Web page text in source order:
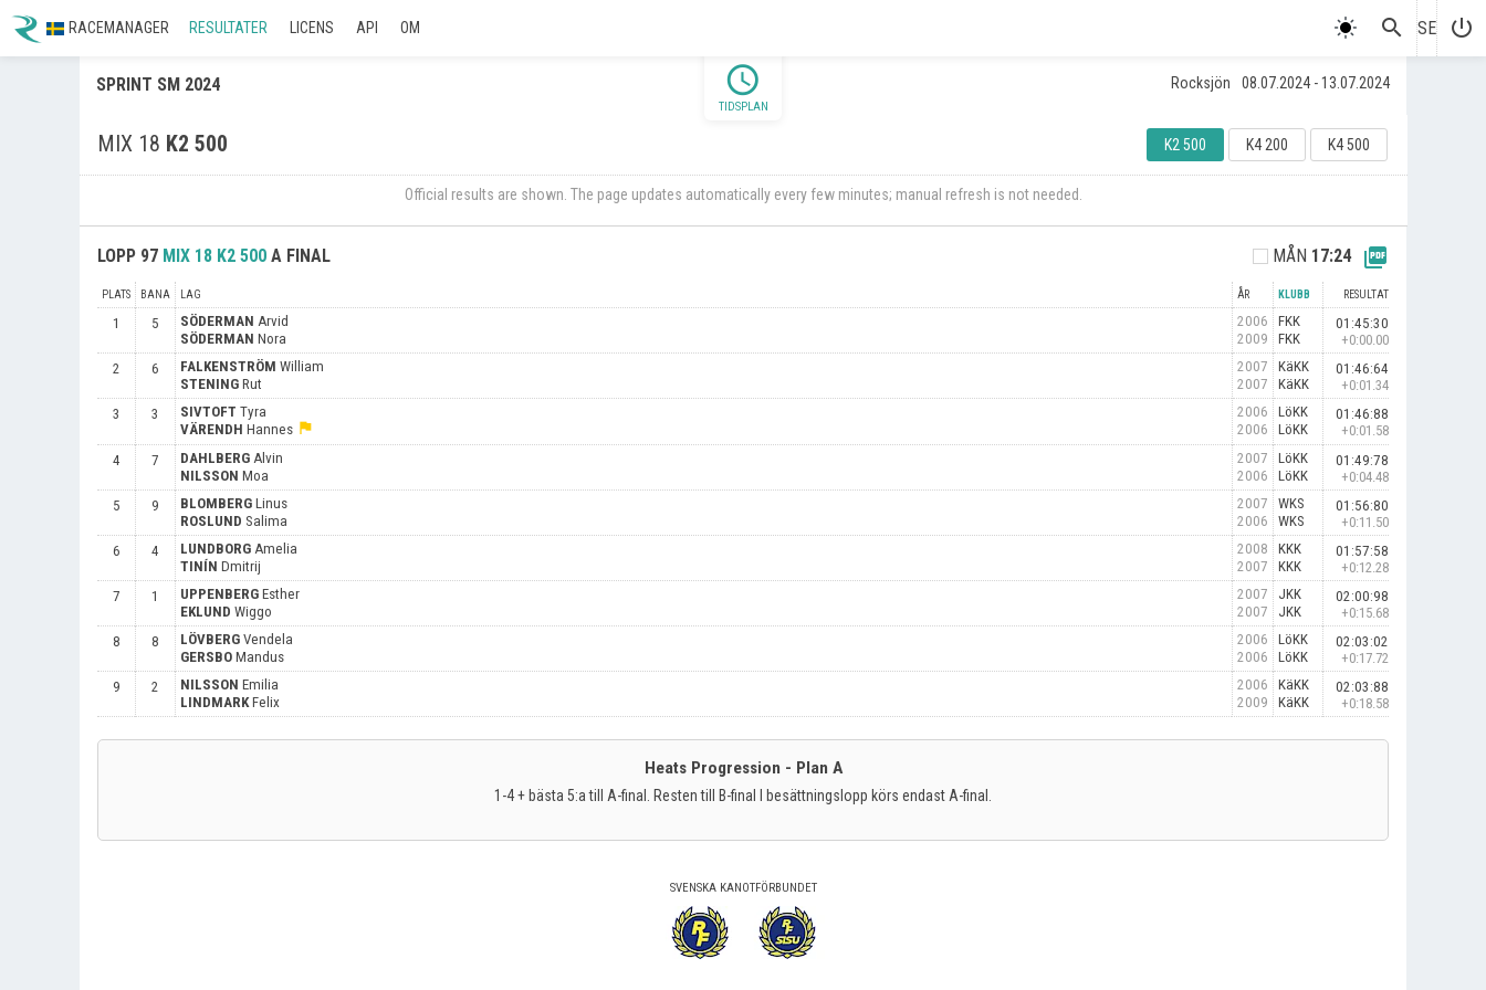
RACEMANAGER RESULTATER LICENS API OM search SE power_settings_new
SPRINT SM 2024 Rocksjön 08.07.2024 - 13.07.2024
MIX 18 K2 500 K2 500 K4 200 K4 500
schedule
TIDSPLAN
Official results are shown. The page updates automatically every few minutes; manual refresh is not needed.
LOPP 97 MIX 18 K2 500 A FINAL MÅN 17:24 picture_as_pdf
PLATS BANA LAG ÅR KLUBB RESULTAT
1 5 SÖDERMAN Arvid
SÖDERMAN Nora
2006
2009
FKK
FKK
01:45:30
+0:00.00
2
6 FALKENSTRÖM William
STENING Rut
2007
2007
KäKK
KäKK
01:46:64
+0:01.34
3
3 SIVTOFT Tyra
VÄRENDH Hannes flag
2006
2006
LöKK
LöKK
01:46:88
+0:01.58
4
7 DAHLBERG Alvin
NILSSON Moa
2007
2006
LöKK
LöKK
01:49:78
+0:04.48
5
9 BLOMBERG Linus
ROSLUND Salima
2007
2006
WKS
WKS
01:56:80
+0:11.50
6
4 LUNDBORG Amelia
TINÍN Dmitrij
2008
2007
KKK
KKK
01:57:58
+0:12.28
7
1 UPPENBERG Esther
EKLUND Wiggo
2007
2007
JKK
JKK
02:00:98
+0:15.68
8
8 LÖVBERG Vendela
GERSBO Mandus
2006
2006
LöKK
LöKK
02:03:02
+0:17.72
9
2 NILSSON Emilia
LINDMARK Felix
2006
2009
KäKK
KäKK
02:03:88
+0:18.58
Heats Progression - Plan A
1-4 + bästa 5:a till A-final. Resten till B-final I besättningslopp körs endast A-final.
SVENSKA KANOTFÖRBUNDET